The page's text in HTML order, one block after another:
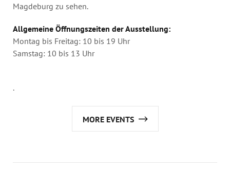
Magdeburg zu sehen.
Allgemeine Öffnungszeiten der Ausstellung:
Montag bis Freitag: 10 bis 19 Uhr
Samstag: 10 bis 13 Uhr
.
MORE EVENTS